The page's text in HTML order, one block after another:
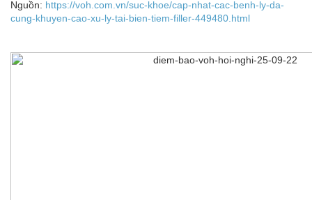
Nguồn: https://voh.com.vn/suc-khoe/cap-nhat-cac-benh-ly-da-
cung-khuyen-cao-xu-ly-tai-bien-tiem-filler-449480.html